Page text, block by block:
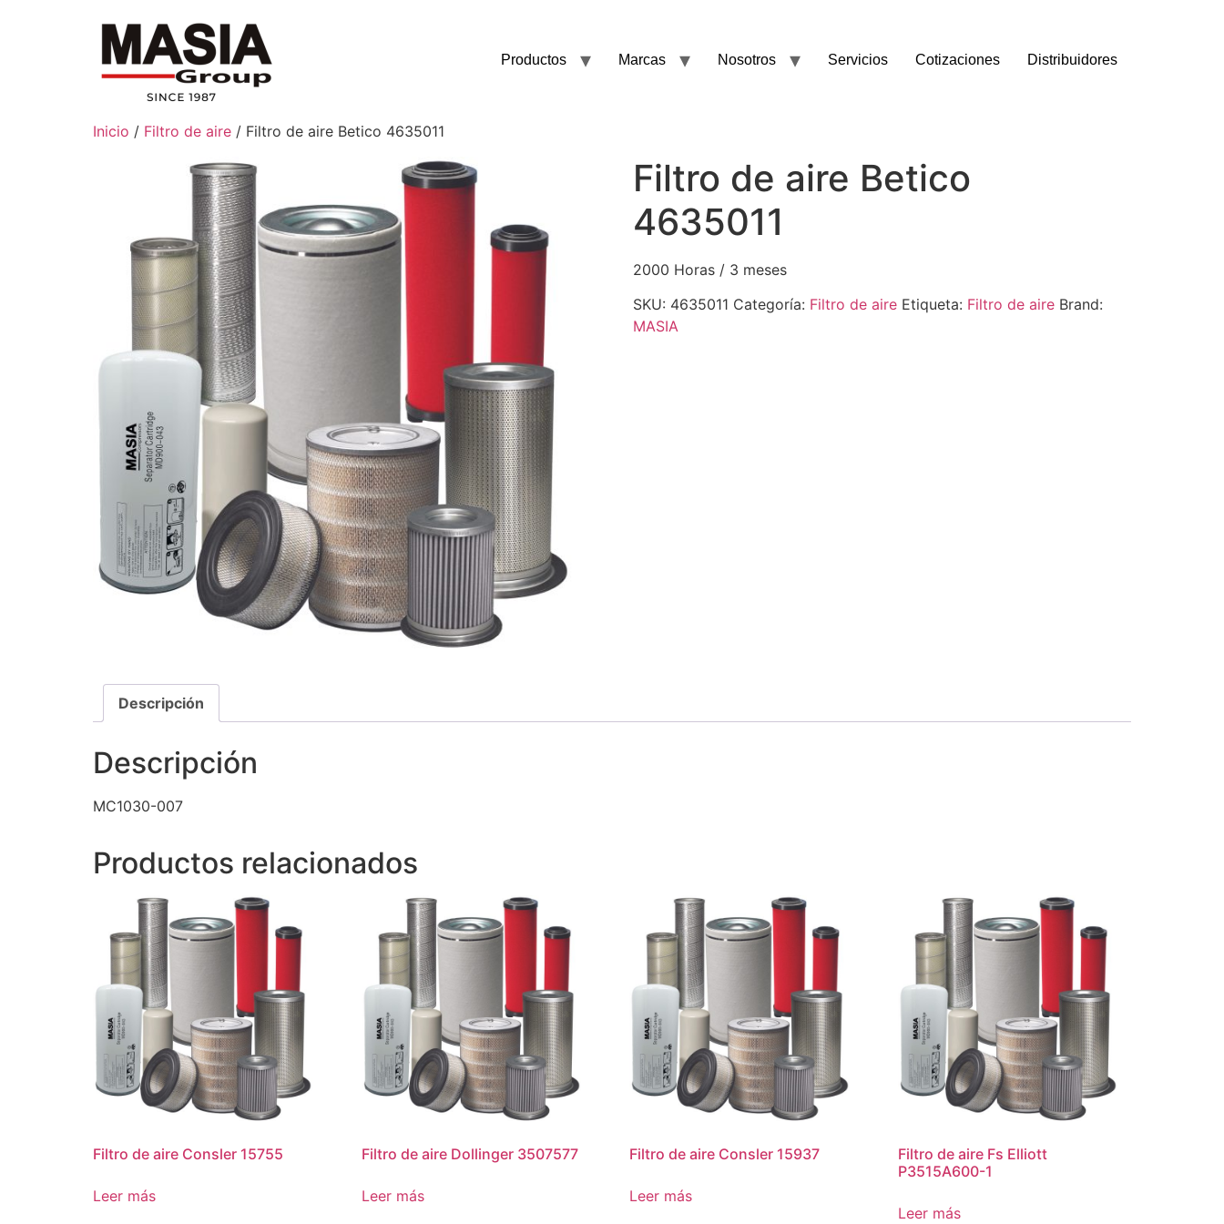
Productos Marcas Nosotros Servicios Cotizaciones Distribuidores
Inicio / Filtro de aire / Filtro de aire Betico 4635011
Filtro de aire Betico
4635011
2000 Horas / 3 meses
SKU: 4635011 Categoría: Filtro de aire Etiqueta: Filtro de aire Brand:
MASIA
Descripción
Descripción
MC1030-007
Productos relacionados
Filtro de aire Consler 15755
Leer más
Filtro de aire Dollinger 3507577
Leer más
Filtro de aire Consler 15937
Leer más
Filtro de aire Fs Elliott
P3515A600-1
Leer más